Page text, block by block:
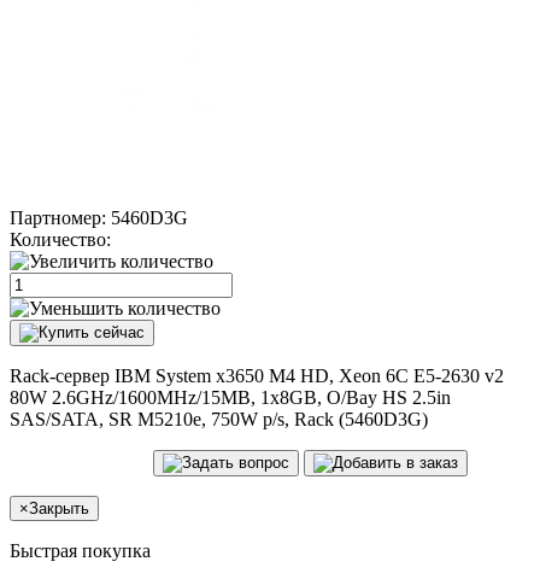
Партномер: 5460D3G
Количество:
Rack-сервер IBM System x3650 M4 HD, Xeon 6C E5-2630 v2
80W 2.6GHz/1600MHz/15MB, 1x8GB, O/Bay HS 2.5in
SAS/SATA, SR M5210e, 750W p/s, Rack (5460D3G)
×Закрыть
Быстрая покупка